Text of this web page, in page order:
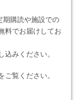
期購読や施設での
料でお届けしてお
込みください。
ご覧ください。